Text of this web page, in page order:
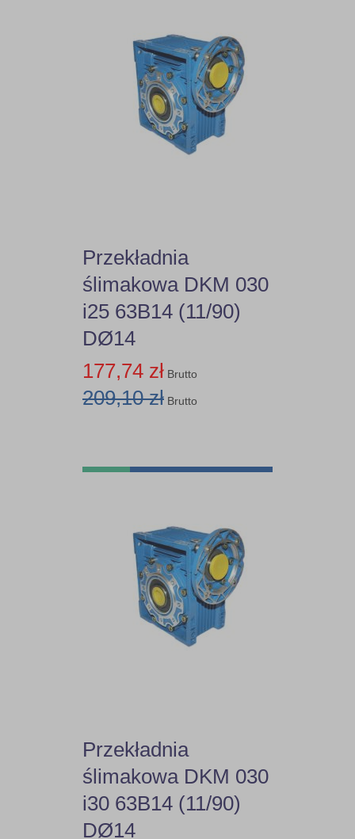
Przekładnia
ślimakowa DKM 030
i25 63B14 (11/90)
DØ14
177,74 zł Brutto
209,10 zł Brutto
Przekładnia
ślimakowa DKM 030
i30 63B14 (11/90)
DØ14